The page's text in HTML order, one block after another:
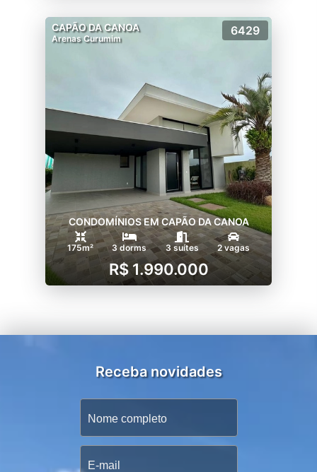
CAPÃO DA CANOA
Arenas Curumim
6429
CONDOMÍNIOS EM CAPÃO DA CANOA
175m² 3 dorms 3 suítes 2 vagas
R$ 1.990.000
Receba novidades